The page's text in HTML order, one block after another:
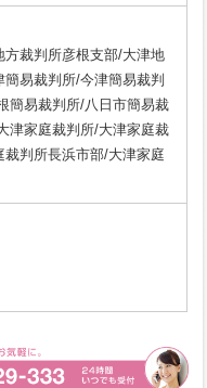
方裁判所彦根支部/大津地
易裁判所/今津簡易裁判
簡易裁判所/八日市簡易裁
津家庭裁判所/大津家庭裁
判所長浜市部/大津家庭